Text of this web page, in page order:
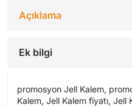
Açıklama
Ek bilgi
promosyon Jell Kalem,
Kalem, Jell Kalem fiyatı, Jell